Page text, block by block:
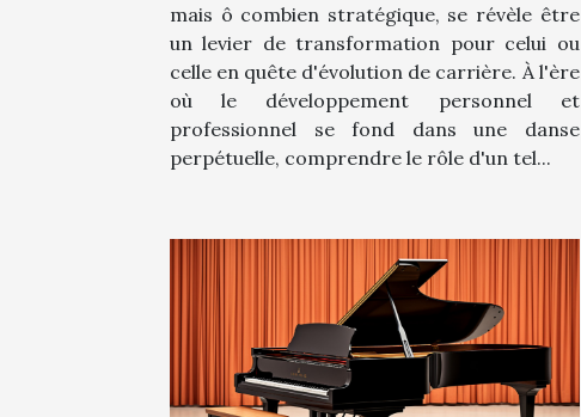
mais ô combien stratégique, se révèle être
un levier de transformation pour celui ou
celle en quête d'évolution de carrière. À l'ère
où le développement personnel et
professionnel se fond dans une danse
perpétuelle, comprendre le rôle d'un tel...